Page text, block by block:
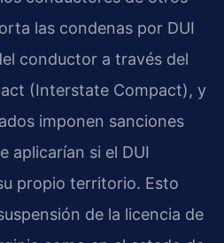
las condenas por DUI
conductor a través del
(Interstate Compact), y
imponen sanciones
aplicarían si el DUI
propio territorio. Esto
de la licencia de